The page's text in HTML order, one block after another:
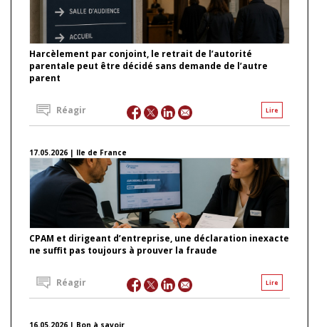
Harcèlement par conjoint, le retrait de l’autorité
parentale peut être décidé sans demande de l’autre
parent
Lire
Réagir
17.05.2026 | Ile de France
CPAM et dirigeant d’entreprise, une déclaration inexacte
ne suffit pas toujours à prouver la fraude
Lire
Réagir
16.05.2026 | Bon à savoir